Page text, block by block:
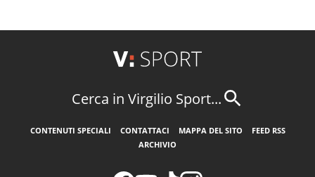
Cerca in Virgilio Sport...
CONTENUTI SPECIALI CONTATTACI MAPPA DEL SITO
FEED RSS
ARCHIVIO